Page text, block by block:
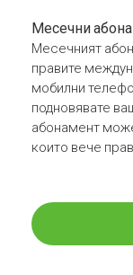
Месечни
Месечният
правите
мобилни
подновявате
абонамент
които вече